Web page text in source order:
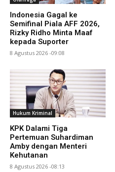
Indonesia Gagal ke
Semifinal Piala AFF 2026,
Rizky Ridho Minta Maaf
kepada Suporter
8 Agustus 2026 -09:08
Hukum Kriminal
KPK Dalami Tiga
Pertemuan Suhardiman
Amby dengan Menteri
Kehutanan
8 Agustus 2026 -08:13